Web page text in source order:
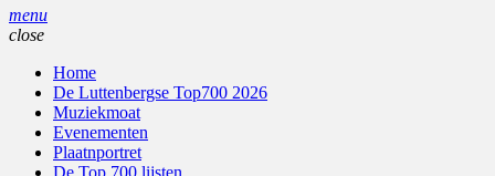
menu
close
Home
De Luttenbergse Top700 2026
Muziekmoat
Evenementen
Plaatnportret